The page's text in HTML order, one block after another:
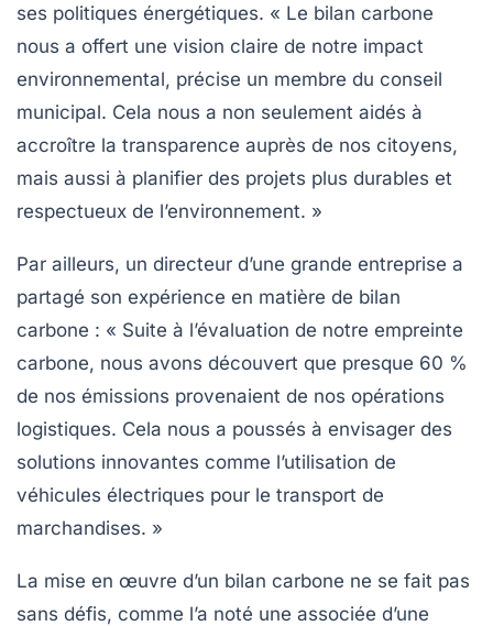
ses politiques énergétiques. « Le bilan carbone
nous a offert une vision claire de notre impact
environnemental, précise un membre du conseil
municipal. Cela nous a non seulement aidés à
accroître la transparence auprès de nos citoyens,
mais aussi à planifier des projets plus durables et
respectueux de l’environnement. »
Par ailleurs, un directeur d’une grande entreprise a
partagé son expérience en matière de bilan
carbone : « Suite à l’évaluation de notre empreinte
carbone, nous avons découvert que presque 60 %
de nos émissions provenaient de nos opérations
logistiques. Cela nous a poussés à envisager des
solutions innovantes comme l’utilisation de
véhicules électriques pour le transport de
marchandises. »
La mise en œuvre d’un bilan carbone ne se fait pas
sans défis, comme l’a noté une associée d’une